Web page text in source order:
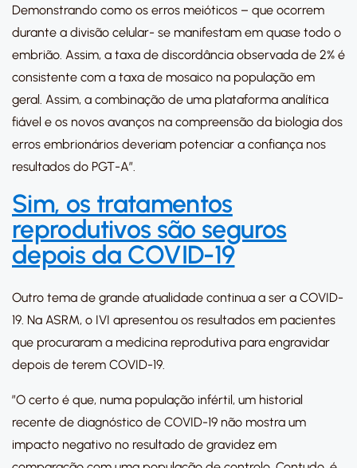
Demonstrando como os erros meióticos – que ocorrem
durante a divisão celular- se manifestam em quase todo o
embrião. Assim, a taxa de discordância observada de 2% é
consistente com a taxa de mosaico na população em
geral. Assim, a combinação de uma plataforma analítica
fiável e os novos avanços na compreensão da biologia dos
erros embrionários deveriam potenciar a confiança nos
resultados do PGT-A”.
Sim, os tratamentos
reprodutivos são seguros
depois da COVID-19
Outro tema de grande atualidade continua a ser a COVID-
19. Na ASRM, o IVI apresentou os resultados em pacientes
que procuraram a medicina reprodutiva para engravidar
depois de terem COVID-19.
”O certo é que, numa população infértil, um historial
recente de diagnóstico de COVID-19 não mostra um
impacto negativo no resultado de gravidez em